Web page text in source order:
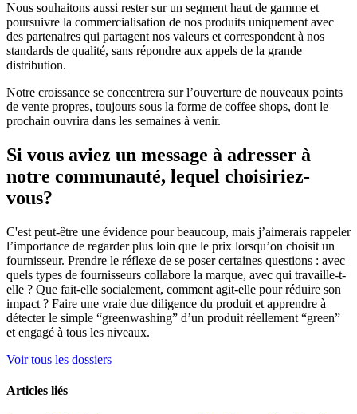
Nous souhaitons aussi rester sur un segment haut de gamme et
poursuivre la commercialisation de nos produits uniquement avec
des partenaires qui partagent nos valeurs et correspondent à nos
standards de qualité, sans répondre aux appels de la grande
distribution.
Notre croissance se concentrera sur l’ouverture de nouveaux points
de vente propres, toujours sous la forme de coffee shops, dont le
prochain ouvrira dans les semaines à venir.
Si vous aviez un message à adresser à
notre communauté, lequel choisiriez-
vous?
C'est peut-être une évidence pour beaucoup, mais j’aimerais rappeler
l’importance de regarder plus loin que le prix lorsqu’on choisit un
fournisseur. Prendre le réflexe de se poser certaines questions : avec
quels types de fournisseurs collabore la marque, avec qui travaille-t-
elle ? Que fait-elle socialement, comment agit-elle pour réduire son
impact ? Faire une vraie due diligence du produit et apprendre à
détecter le simple “greenwashing” d’un produit réellement “green”
et engagé à tous les niveaux.
Voir tous les dossiers
Articles liés